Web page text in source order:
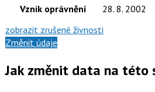
Vznik oprávnění
28. 8. 2002
zobrazit zrušené živnosti
Změnit údaje
Jak změnit data na této